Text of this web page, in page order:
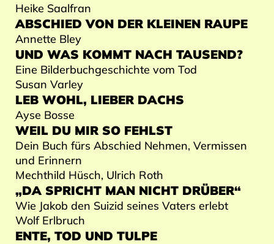
Heike Saalfran
ABSCHIED VON DER KLEINEN RAUPE
Annette Bley
UND WAS KOMMT NACH TAUSEND?
Eine Bilderbuchgeschichte vom Tod
Susan Varley
LEB WOHL, LIEBER DACHS
Ayse Bosse
WEIL DU MIR SO FEHLST
Dein Buch fürs Abschied Nehmen, Vermissen
und Erinnern
Mechthild Hüsch, Ulrich Roth
„DA SPRICHT MAN NICHT DRÜBER“
Wie Jakob den Suizid seines Vaters erlebt
Wolf Erlbruch
ENTE, TOD UND TULPE